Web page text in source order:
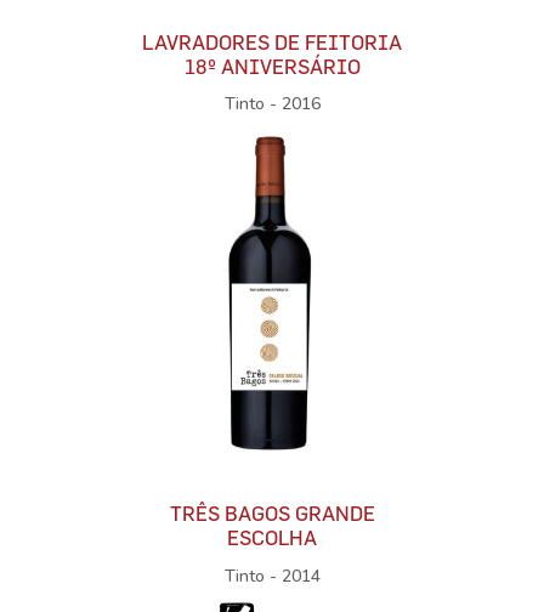
LAVRADORES DE FEITORIA
18º ANIVERSÁRIO
Tinto - 2016
TRÊS BAGOS GRANDE
ESCOLHA
Tinto - 2014